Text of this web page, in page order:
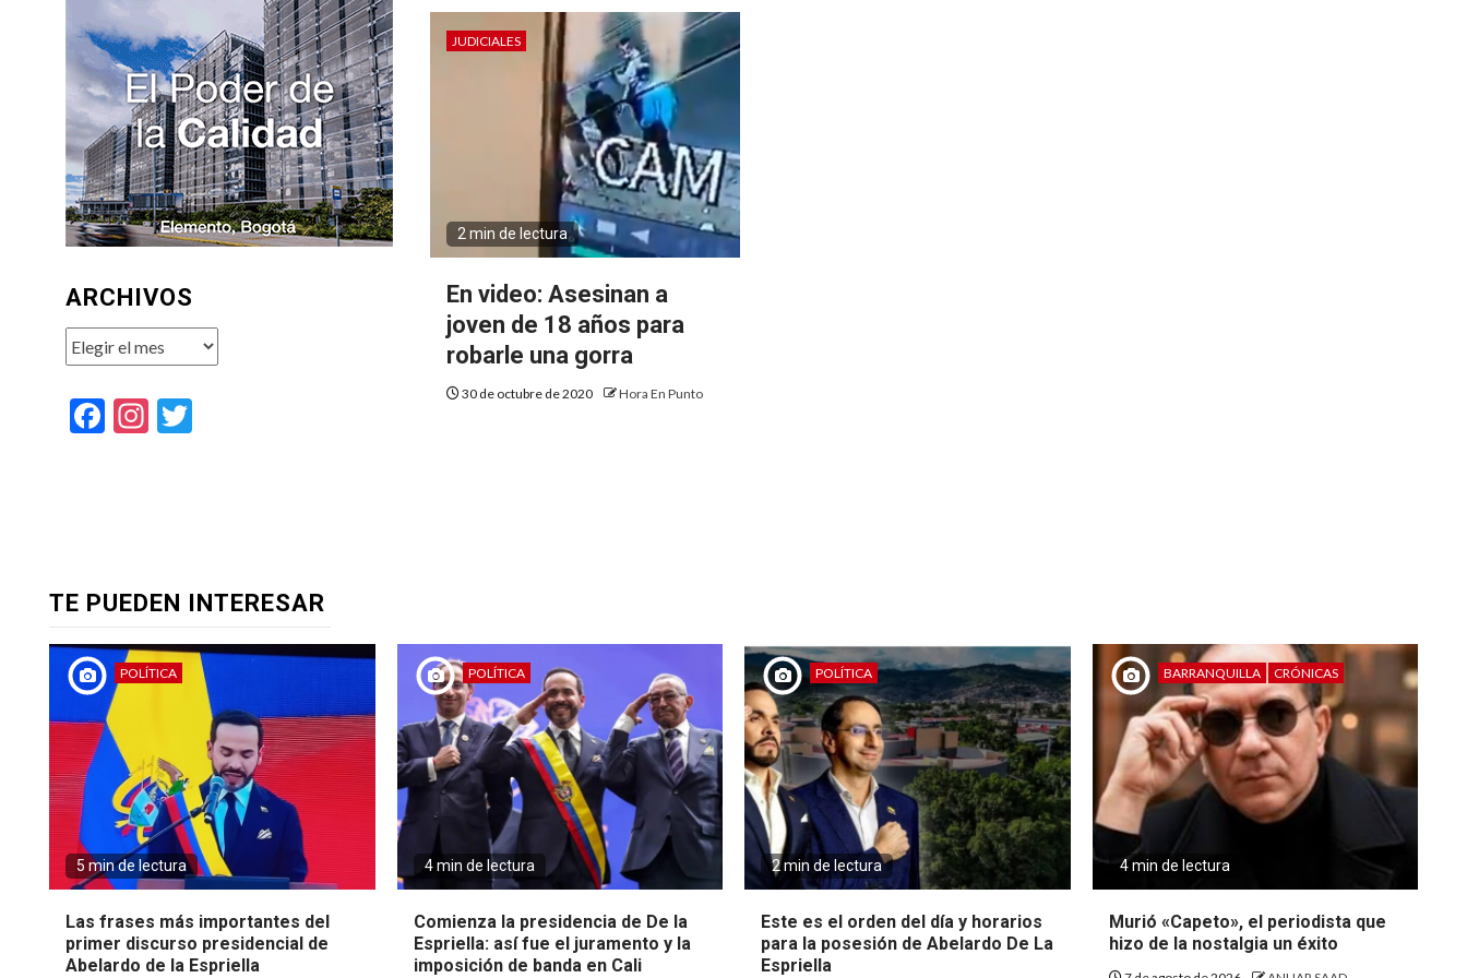
JUDICIALES
2 min de lectura
En video: Asesinan a
joven de 18 años para
robarle una gorra
30 de octubre de 2020 Hora En Punto
ARCHIVOS
Archivos
Facebook
Instagram
TE PUEDEN INTERESAR
POLÍTICA
5 min de lectura
Las frases más importantes del
primer discurso presidencial de
Abelardo de la Espriella
POLÍTICA
4 min de lectura
Comienza la presidencia de De la
Espriella: así fue el juramento y la
imposición de banda en Cali
POLÍTICA
2 min de lectura
Este es el orden del día y horarios
para la posesión de Abelardo De La
Espriella
BARRANQUILLA CRÓNICAS
4 min de lectura
Murió «Capeto», el periodista que
hizo de la nostalgia un éxito